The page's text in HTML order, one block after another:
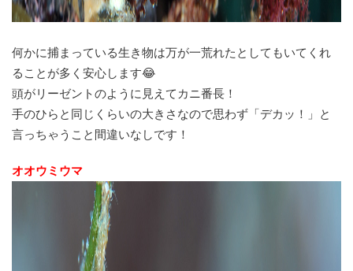
何かに捕まっている生き物は万が一荒れたとしてもいてくれ
ることが多く安心します😂
頭がリーゼントのように見えてカニ番長！
手のひらと同じくらいの大きさなので思わず「デカッ！」と
言っちゃうこと間違いなしです！
オオウミウマ